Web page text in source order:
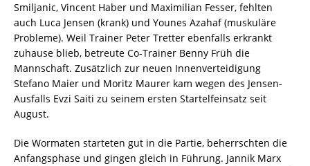
Smiljanic, Vincent Haber und Maximilian Fesser, fehlten
auch Luca Jensen (krank) und Younes Azahaf (muskuläre
Probleme). Weil Trainer Peter Tretter ebenfalls erkrankt
zuhause blieb, betreute Co-Trainer Benny Früh die
Mannschaft. Zusätzlich zur neuen Innenverteidigung
Stefano Maier und Moritz Maurer kam wegen des Jensen-
Ausfalls Evzi Saiti zu seinem ersten Startelfeinsatz seit
August.
Die Wormaten starteten gut in die Partie, beherrschten die
Anfangsphase und gingen gleich in Führung. Jannik Marx